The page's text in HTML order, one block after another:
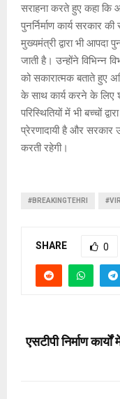
सराहना करते हुए कहा कि
पुनर्निर्माण कार्य सरकार
मुख्यमंत्री द्वारा भी आपदा
जाती है। उन्होंने विभिन्न
को सकारात्मक बताते हुए
के साथ कार्य करने के लिए
परिस्थितियों में भी बच्चों
प्रेरणादायी है और
करती रहेगी।
#BREAKINGTEHRI
SHARE 0
एसटीपी निर्माण